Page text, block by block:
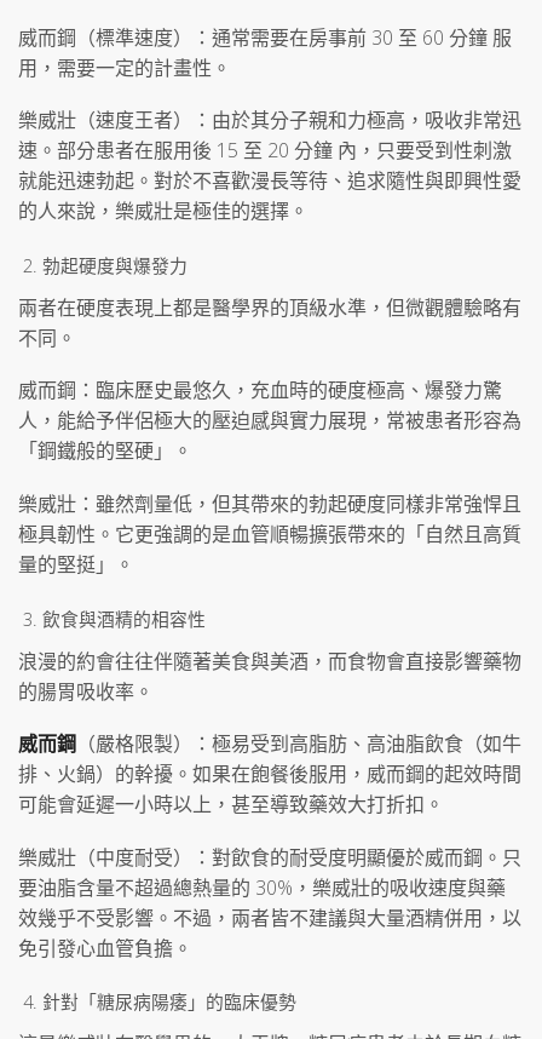
威而鋼（標準速度）：通常需要在房事前 30 至 60 分鐘 服
用，需要一定的計畫性。
樂威壯（速度王者）：由於其分子親和力極高，吸收非常迅
速。部分患者在服用後 15 至 20 分鐘 內，只要受到性刺激
就能迅速勃起。對於不喜歡漫長等待、追求隨性與即興性愛
的人來說，樂威壯是極佳的選擇。
勃起硬度與爆發力
兩者在硬度表現上都是醫學界的頂級水準，但微觀體驗略有
不同。
威而鋼：臨床歷史最悠久，充血時的硬度極高、爆發力驚
人，能給予伴侶極大的壓迫感與實力展現，常被患者形容為
「鋼鐵般的堅硬」。
樂威壯：雖然劑量低，但其帶來的勃起硬度同樣非常強悍且
極具韌性。它更強調的是血管順暢擴張帶來的「自然且高質
量的堅挺」。
飲食與酒精的相容性
浪漫的約會往往伴隨著美食與美酒，而食物會直接影響藥物
的腸胃吸收率。
威而鋼 （嚴格限製）：極易受到高脂肪、高油脂飲食（如牛
排、火鍋）的幹擾。如果在飽餐後服用，威而鋼的起效時間
可能會延遲一小時以上，甚至導致藥效大打折扣。
樂威壯（中度耐受）：對飲食的耐受度明顯優於威而鋼。只
要油脂含量不超過總熱量的 30%，樂威壯的吸收速度與藥
效幾乎不受影響。不過，兩者皆不建議與大量酒精併用，以
免引發心血管負擔。
針對「糖尿病陽痿」的臨床優勢